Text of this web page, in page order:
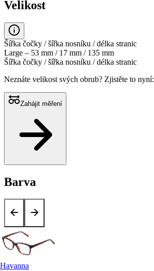
Velikost
Šířka čočky / šířka nosníku / délka stranic
Large – 53 mm / 17 mm / 135 mm
Šířka čočky / šířka nosníku / délka stranic
Neznáte velikost svých obrub? Zjistěte to nyní:
Zahájit měření
Barva
Havanna